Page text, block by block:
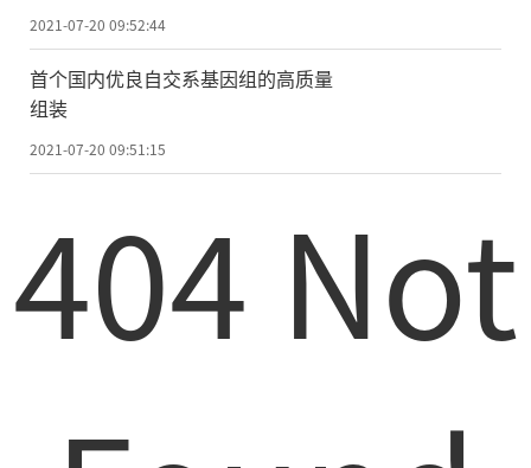
2021-07-20 09:52:44
首个国内优良自交系基因组的高质量
组装
2021-07-20 09:51:15
404 Not